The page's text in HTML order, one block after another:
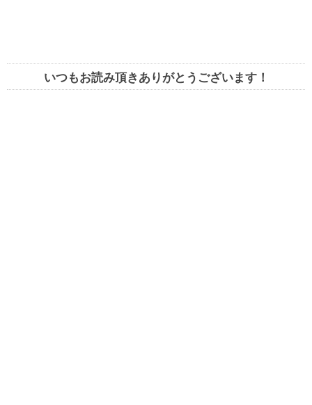
いつもお読み頂きありがとうございます！